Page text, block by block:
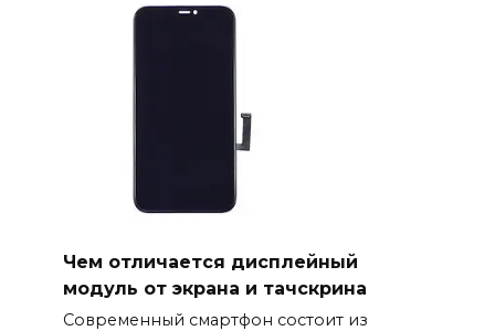
Чем отличается дисплейный
модуль от экрана и тачскрина
Современный смартфон состоит из